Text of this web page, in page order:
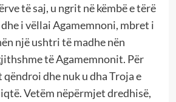
të saj, u ngrit në këmbë e tërë
i vëllai Agamemnoni, mbret i
një ushtri të madhe nën
të Agamemnonit. Për
dhe nuk u dha Troja e
Vetëm nëpërmjet dredhisë,